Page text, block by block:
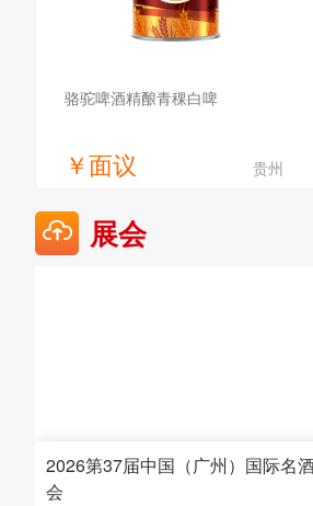
骆驼啤酒精酿青稞白啤
￥面议 贵州
骆驼啤酒（安徽）有限责任公司
展会
2026第37届中国（广州）国际名
会